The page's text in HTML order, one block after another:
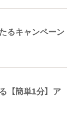
るキャンペーン
【簡単1分】ア